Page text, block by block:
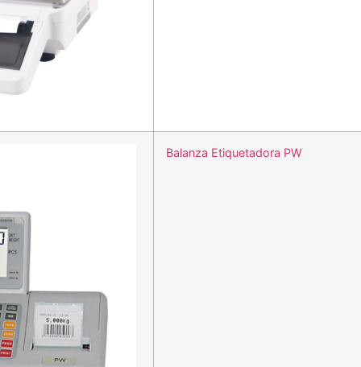
Balanza Etiquetadora PW